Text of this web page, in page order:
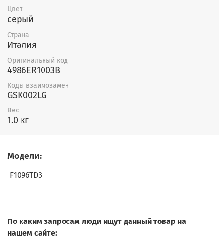
Цвет
серый
Страна
Италия
Оригинальный код
4986ER1003B
Коды взаимозамен
GSK002LG
Вес
1.0 кг
Модели:
F1096TD3
По каким запросам люди ищут данный товар на
нашем сайте: